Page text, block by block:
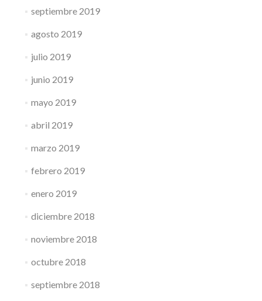
septiembre 2019
agosto 2019
julio 2019
junio 2019
mayo 2019
abril 2019
marzo 2019
febrero 2019
enero 2019
diciembre 2018
noviembre 2018
octubre 2018
septiembre 2018